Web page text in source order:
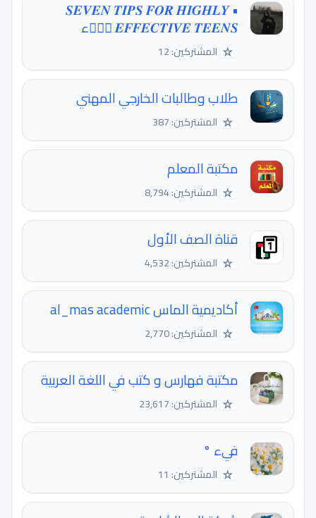
• 𝑺𝑬𝑽𝑬𝑵 𝑻𝑰𝑷𝑺 𝑭𝑶𝑹 𝑯𝑰𝑮𝑯𝑳𝒀
𝑬𝑭𝑭𝑬𝑪𝑻𝑰𝑽𝑬 𝑻𝑬𝑬𝑵𝑺 🏋‍♀🏹ء
☆ المشتركين: 12
طلاب وطالبات الخارجي المهني
☆ المشتركين: 387
مكتبة المعلم
☆ المشتركين: 8,794
قناة الصف الأول
☆ المشتركين: 4,532
أكاديمية الماس al_mas academic
☆ المشتركين: 2,770
مكتبة فهارس و كتب في اللغة العربية
☆ المشتركين: 23,617
فيء °
☆ المشتركين: 11